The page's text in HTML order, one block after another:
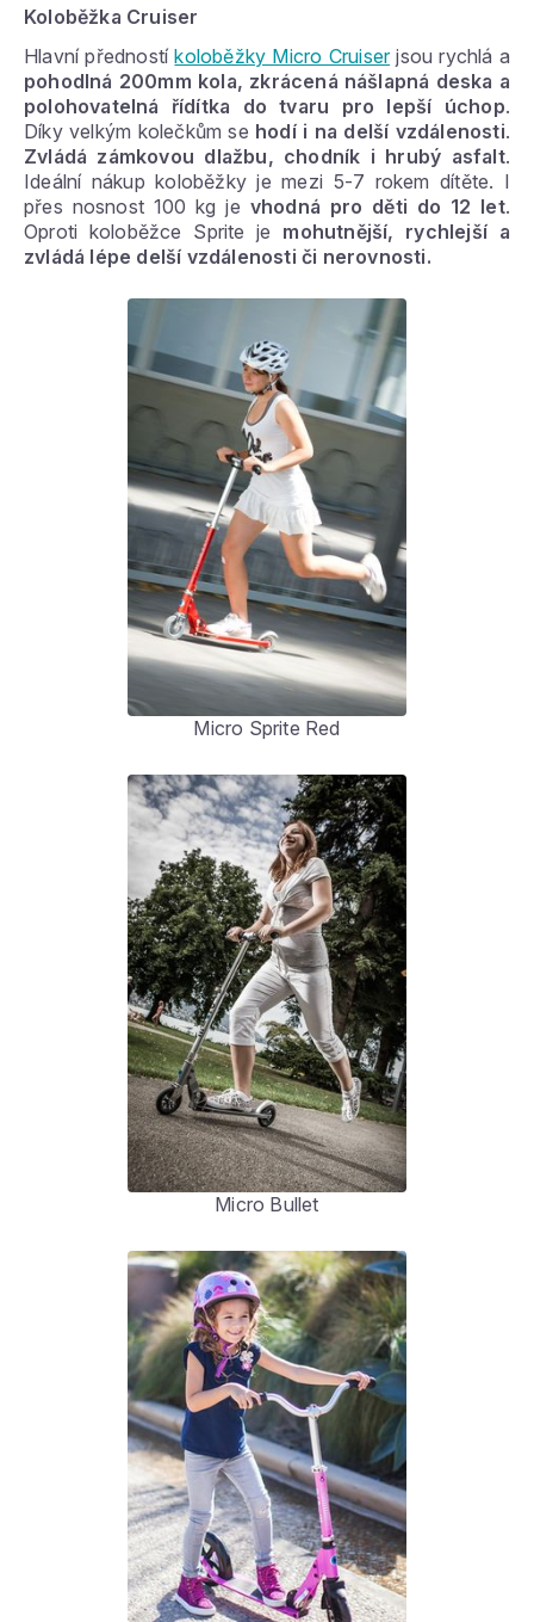
Koloběžka Cruiser
Hlavní přednostíkoloběžky Micro Cruiserjsou rychlá a
pohodlná 200mm kola, zkrácená nášlapná deska a
polohovatelná řídítka do tvaru pro lepší úchop.
Díky velkým kolečkům se hodí i na delší vzdálenosti.
Zvládá zámkovou dlažbu, chodník i hrubý asfalt.
Ideální nákup koloběžky je mezi 5-7 rokem dítěte. I
přes nosnost 100 kg je vhodná pro děti do 12 let.
Oproti koloběžce Sprite je mohutnější, rychlejší a
zvládá lépe delší vzdálenosti či nerovnosti.
Micro Sprite Red
Micro Bullet